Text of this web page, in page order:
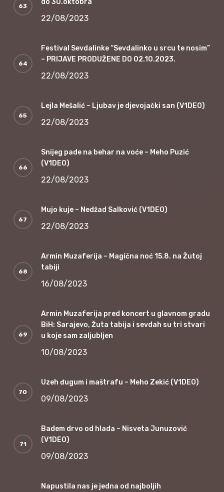
22/08/2023
Festival Sevdalinke “Sevdalinko u srcu te nosim”
– PRIJAVE PRODUŽENE DO 02.10.2023.
22/08/2023
Lejla Mešalić – Ljubav je djevojački san (V1DEO)
22/08/2023
Snijeg pade na behar na voće – Meho Puzić
(V1DEO)
22/08/2023
Mujo kuje – Nedžad Salković (V1DEO)
22/08/2023
Armin Muzaferija – Magična noć 15.8. na Žutoj
tabiji
16/08/2023
Armin Muzaferija pred koncert u glavnom gradu
BiH: Sarajevo, Žuta tabija i sevdah su tri stvari
u koje sam zaljubljen
10/08/2023
Uzeh đugum i maštrafu – Meho Zekić (V1DEO)
09/08/2023
Badem drvo od hlada – Nisveta Junuzović
(V1DEO)
09/08/2023
Napustila nas je jedna od najboljih